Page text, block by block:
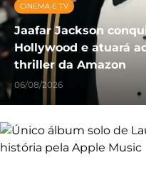
CINEMA E TV
Jaafar Jackson
Hollywood e atuará
thriller da Amazon
06/08/2026